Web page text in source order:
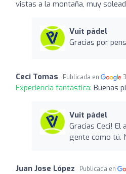
vistas a la montaña, muy
Vuit pàdel
Gracias por
Ceci Tomas Publicada en
Experiencia fantástica: Buenas
Vuit pàdel
Gracias Ceci! El
gente como tú.
Juan Jose López Publicada en